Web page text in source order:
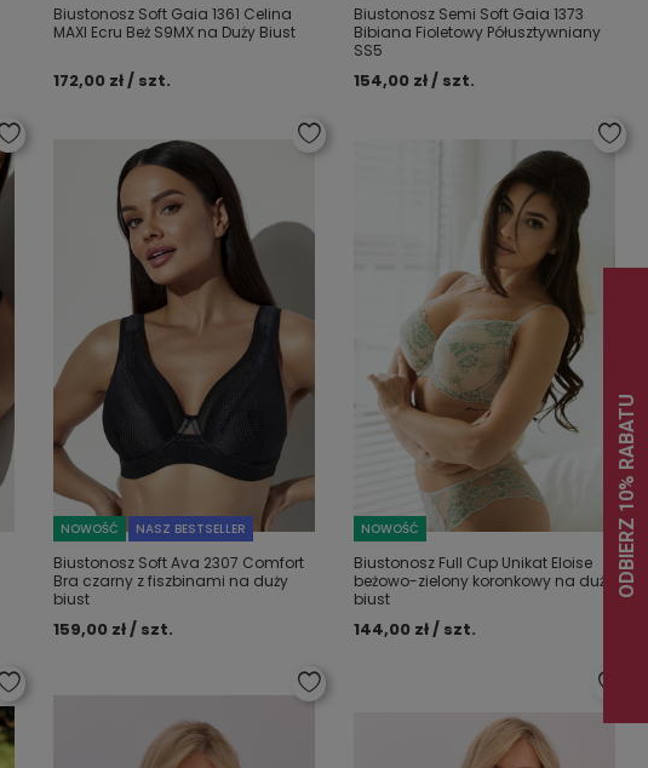
Biustonosz Soft Gaia 1361 Celina
MAXI Ecru Beż S9MX na Duży Biust
172,00 zł / szt.
Biustonosz Semi Soft Gaia 1373
Bibiana Fioletowy Półusztywniany
SS5
154,00 zł / szt.
NOWOŚĆ NASZ BESTSELLER
Biustonosz Soft Ava 2307 Comfort
Bra czarny z fiszbinami na duży
biust
159,00 zł / szt.
NOWOŚĆ
Biustonosz Full Cup Unikat Eloise
beżowo-zielony koronkowy na duży
biust
144,00 zł / szt.